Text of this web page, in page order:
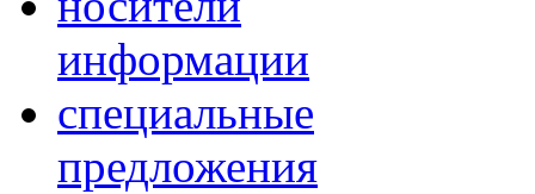
информации
специальные
предложения